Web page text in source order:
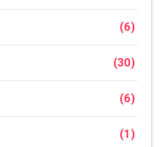
(6)
(30)
(6)
(1)